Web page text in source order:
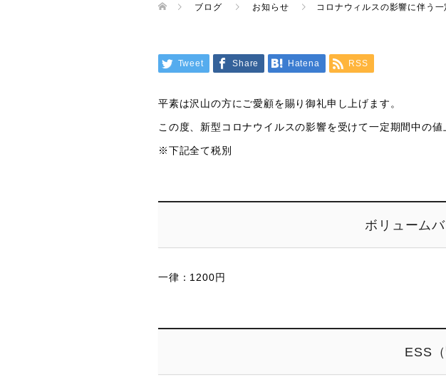
ブログ お知らせ コロナウィルスの影響に伴う
Tweet Share Hatena RSS
平素は沢山の方にご愛顧を賜り御礼申し上げます。
この度、新型コロナウイルスの影響を受けて一定期間中の値
※下記全て税別
ボリューム
一律：1200円
ESS